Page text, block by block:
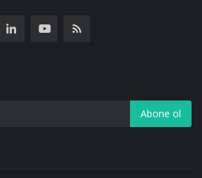
Abone ol